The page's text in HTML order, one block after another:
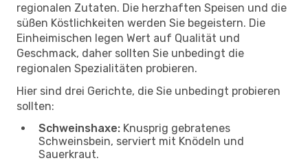
regionalen Zutaten. Die herzhaften Speisen und die
süßen Köstlichkeiten werden Sie begeistern. Die
Einheimischen legen Wert auf Qualität und
Geschmack, daher sollten Sie unbedingt die
regionalen Spezialitäten probieren.
Hier sind drei Gerichte, die Sie unbedingt probieren
sollten:
Schweinshaxe: Knusprig gebratenes
Schweinsbein, serviert mit Knödeln und
Sauerkraut.